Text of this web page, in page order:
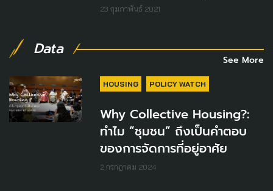
23 กุมภาพันธ์ 2021
Data
See More
HOUSING POLICY WATCH
Why Collective Housing?:
ทำไม “ชุมชน” ถึงเป็นคำตอบ
ของการจัดการที่อยู่อาศัย
2 กรกฎาคม 2024